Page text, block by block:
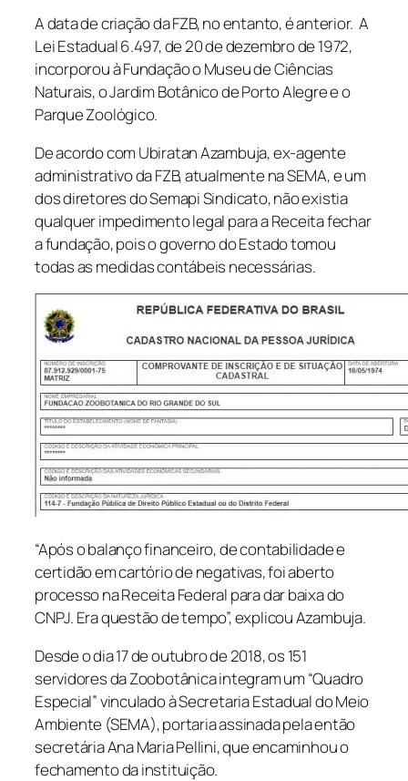
A data de criação da FZB, no entanto, é anterior. A
Lei Estadual 6.497, de 20 de dezembro de 1972,
incorporou à Fundação o Museu de Ciências
Naturais, o Jardim Botânico de Porto Alegre e o
Parque Zoológico.
De acordo com Ubiratan Azambuja, ex-agente
administrativo da FZB, atualmente na SEMA, e um
dos diretores do Semapi Sindicato, não existia
qualquer impedimento legal para a Receita fechar
a fundação, pois o governo do Estado tomou
todas as medidas contábeis necessárias.
“Após o balanço financeiro, de contabilidade e
certidão em cartório de negativas, foi aberto
processo na Receita Federal para dar baixa do
CNPJ. Era questão de tempo”, explicou Azambuja.
Desde o dia 17 de outubro de 2018, os 151
servidores da Zoobotânica integram um “Quadro
Especial” vinculado à Secretaria Estadual do Meio
Ambiente (SEMA), portaria assinada pela então
secretária Ana Maria Pellini, que encaminhou o
fechamento da instituição.